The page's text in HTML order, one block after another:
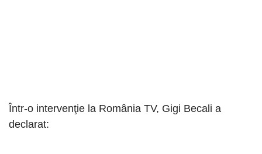
Într-o intervenţie la România TV, Gigi Becali a
declarat: